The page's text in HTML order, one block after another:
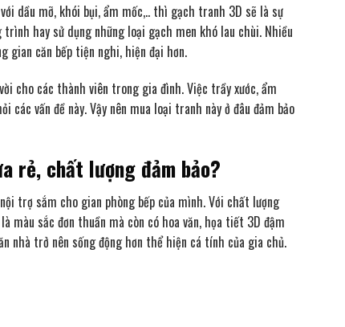
dầu mỡ, khói bụi, ẩm mốc,.. thì gạch tranh 3D sẽ là sự
hay sử dụng những loại gạch men khó lau chùi. Nhiều
gian căn bếp tiện nghi, hiện đại hơn.
cho các thành viên trong gia đình. Việc trầy xước, ẩm
vấn đề này. Vậy nên mua loại tranh này ở đâu đảm bảo
rẻ, chất lượng đảm bảo?
trợ sắm cho gian phòng bếp của mình. Với chất lượng
sắc đơn thuần mà còn có hoa văn, họa tiết 3D đậm
nhà trở nên sống động hơn thể hiện cá tính của gia chủ.